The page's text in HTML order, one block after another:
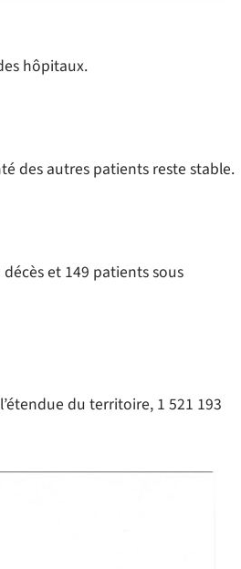
hôpitaux.
des autres patients reste stable.
et 149 patients sous
du territoire, 1 521 193